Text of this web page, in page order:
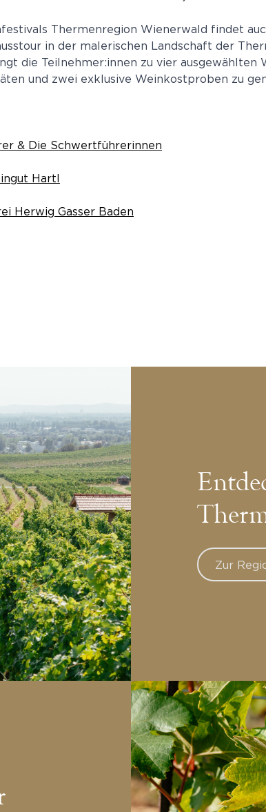
Thermenregion Wienerwald findet
in der malerischen Landschaft der
die Teilnehmer:innen zu vier ausgewählten
und zwei exklusive Weinkostproben zu
& Die Schwertführerinnen
Hartl
Herwig Gasser Baden
Zur